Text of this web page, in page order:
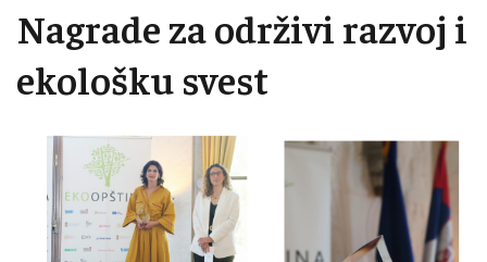
Nagrade za održivi razvoj i
ekološku svest